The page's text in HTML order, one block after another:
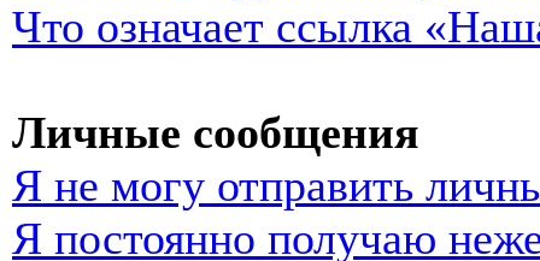
Что означает ссылка
Личные сообщения
Я не могу отправить
Я постоянно получаю